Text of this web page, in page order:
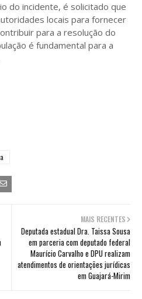
do incidente, é solicitado que
locais para fornecer
para a resolução do
é fundamental para a
MAIS RECENTES
Deputada estadual Dra. Taissa Sousa
em parceria com deputado federal
Maurício Carvalho e DPU realizam
atendimentos de orientações jurídicas
em Guajará-Mirim